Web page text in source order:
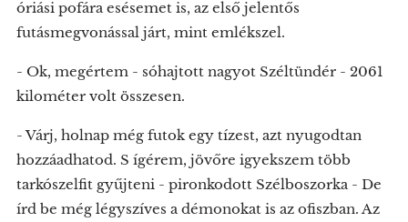
óriási pofára esésemet is, az első jelentős
futásmegvonással járt, mint emlékszel.
- Ok, megértem - sóhajtott nagyot Széltündér - 2061
kilométer volt összesen.
- Várj, holnap még futok egy tízest, azt nyugodtan
hozzáadhatod. S ígérem, jövőre igyekszem több
tarkószelfit gyűjteni - pironkodott Szélboszorka - De
írd be még légyszíves a démonokat is az ofiszban. Az